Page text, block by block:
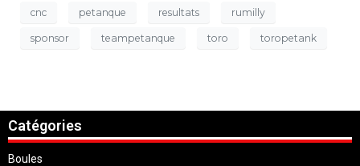
cnc petanque resultats rumilly
sponsor teampetanque toro toropetank
Catégories
Boules